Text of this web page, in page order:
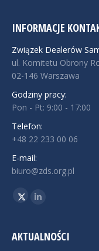
INFORMACJE
Związek Dealerów
ul. Komitetu Obrony
02-146 Warszawa
Godziny pracy:
Pon - Pt: 9:00 - 17:00
Telefon:
+48 22 233 00 06
E-mail:
biuro@zds.org.pl
Znajdź nas na:
TwitterLinkedin
AKTUALNOŚCI